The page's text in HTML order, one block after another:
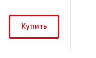
Купить